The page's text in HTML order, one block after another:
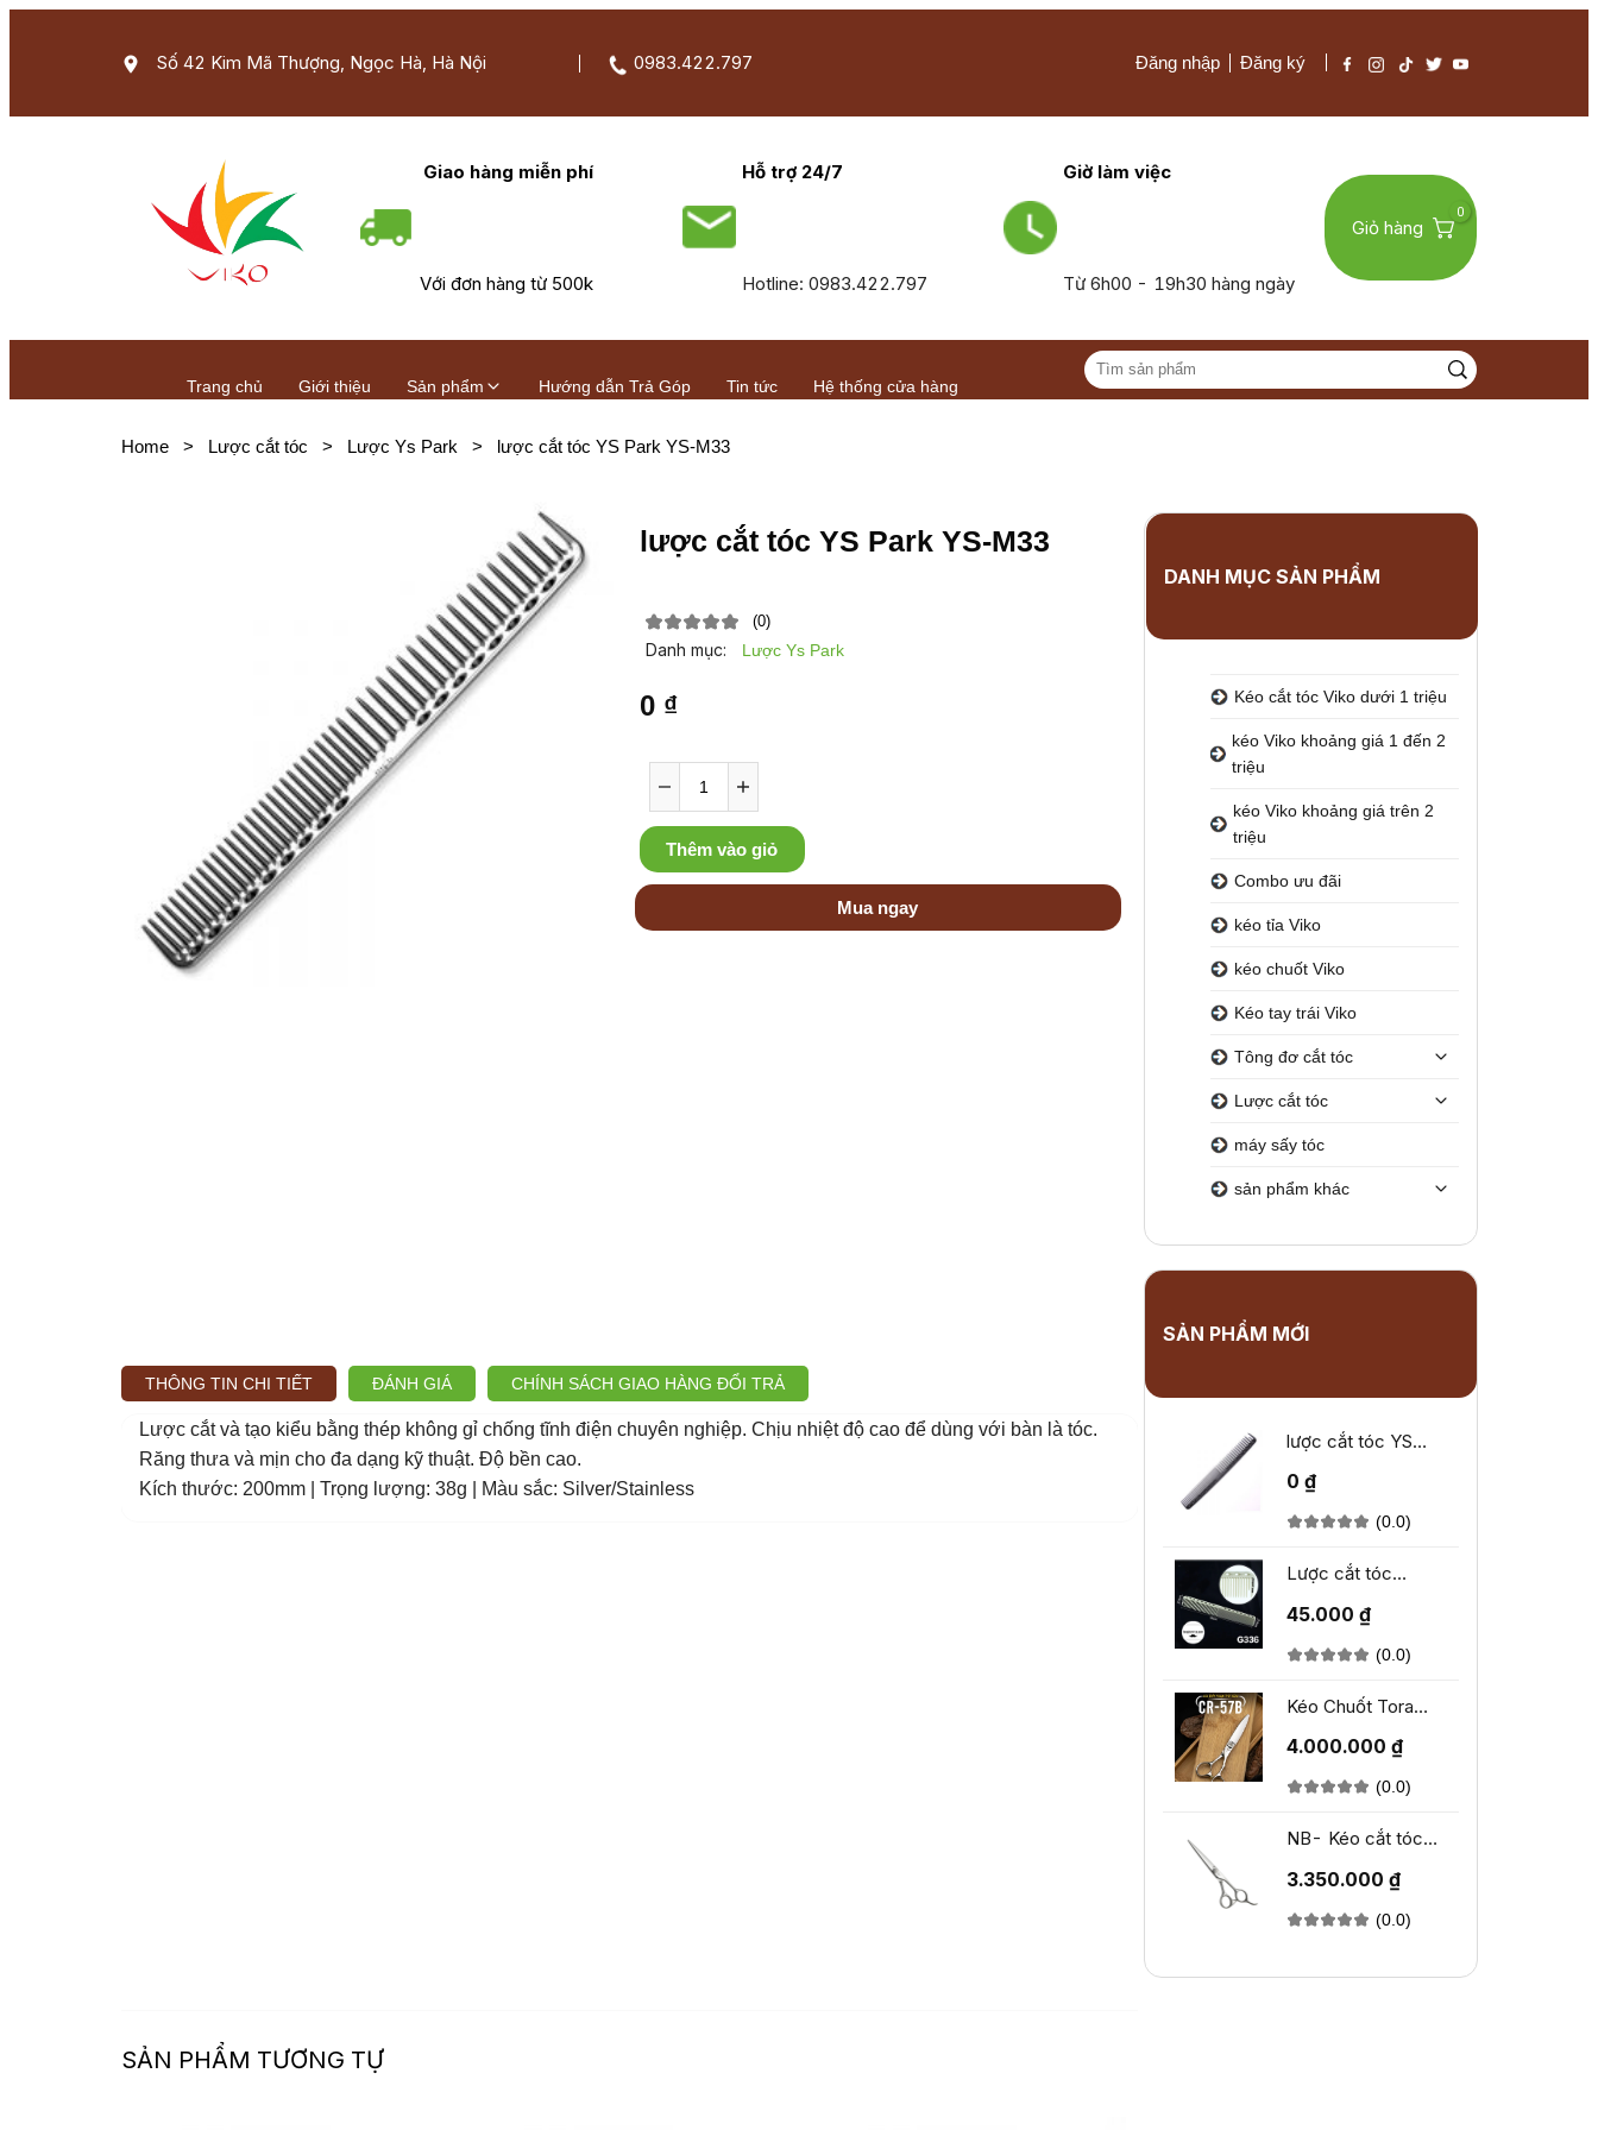
Số 42 Kim Mã Thượng, Ngọc Hà, Hà Nội 0983.422.797 Đăng nhập Đăng ký
Giao hàng miễn phí Hỗ trợ 24/7 Giờ làm việc
Với đơn hàng từ 500k Hotline: 0983.422.797 Từ 6h00 - 19h30 hàng ngày
Giỏ hàng
0
Trang chủ Giới thiệu Sản phẩm Hướng dẫn Trả Góp Tin tức Hệ thống cửa hàng
Home > Lược cắt tóc > Lược Ys Park > lược cắt tóc YS Park YS-M33
DANH MỤC SẢN PHẨM
Kéo cắt tóc Viko dưới 1 triệu
kéo Viko khoảng giá 1 đến 2
triệu
kéo Viko khoảng giá trên 2
triệu
Combo ưu đãi
kéo tỉa Viko
kéo chuốt Viko
Kéo tay trái Viko
Tông đơ cắt tóc
Lược cắt tóc
máy sấy tóc
sản phẩm khác
SẢN PHẨM MỚI
lược cắt tóc YS
0 ₫
(0.0)
Lược cắt tóc
45.000 ₫
(0.0)
Kéo Chuốt Tora
4.000.000 ₫
(0.0)
NB- Kéo cắt tóc
3.350.000 ₫
(0.0)
lược cắt tóc YS Park YS-M33
(0)
0 ₫
Thêm vào giỏ
Mua ngay
Danh mục: Lược Ys Park
THÔNG TIN CHI TIẾT ĐÁNH GIÁ CHÍNH SÁCH GIAO HÀNG ĐỔI TRẢ
Lược cắt và tạo kiểu bằng thép không gỉ chống tĩnh điện chuyên nghiệp. Chịu nhiệt độ cao để dùng với bàn là tóc.
Răng thưa và mịn cho đa dạng kỹ thuật. Độ bền cao.
Kích thước: 200mm | Trọng lượng: 38g | Màu sắc: Silver/Stainless
SẢN PHẨM TƯƠNG TỰ